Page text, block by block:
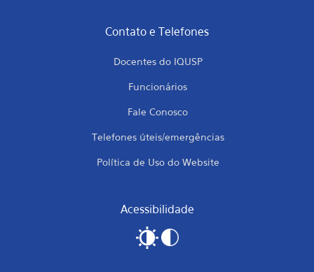
Contato e Telefones
Docentes do IQUSP
Funcionários
Fale Conosco
Telefones úteis/emergências
Política de Uso do Website
Acessibilidade